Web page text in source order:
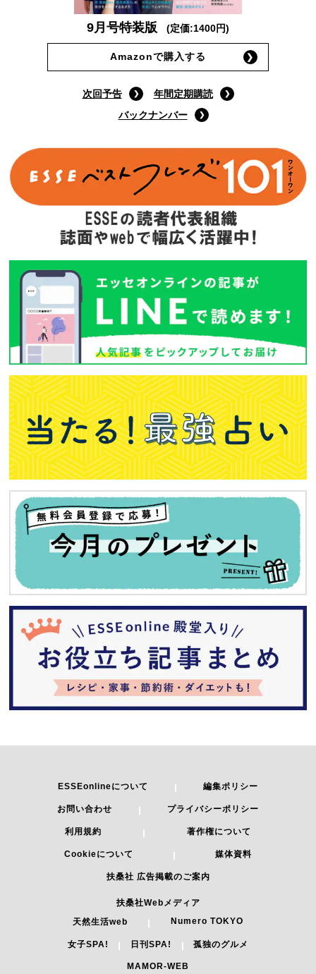
9月号特装版 (定価:1400円)
Amazonで購入する
次回予告
年間定期購読
バックナンバー
ESSEonlineについて 編集ポリシー
お問い合わせ プライバシーポリシー
利用規約 著作権について
Cookieについて 媒体資料
扶桑社 広告掲載のご案内
扶桑社Webメディア
天然生活web
Numero TOKYO
女子SPA! 日刊SPA! 孤独のグルメ
MAMOR-WEB